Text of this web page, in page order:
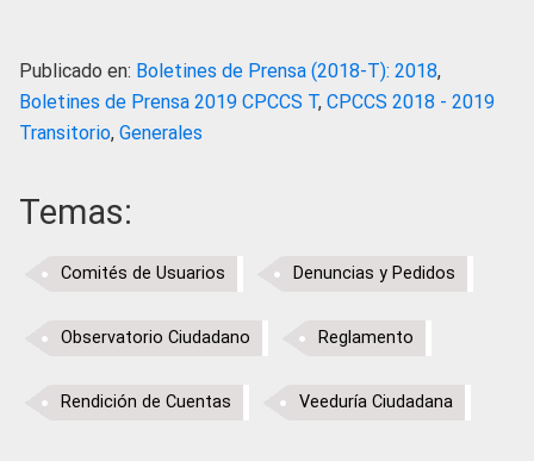
Publicado en: Boletines de Prensa (2018-T): 2018,
Boletines de Prensa 2019 CPCCS T, CPCCS 2018 - 2019
Transitorio, Generales
Temas:
Comités de Usuarios Denuncias y Pedidos
Observatorio Ciudadano Reglamento
Rendición de Cuentas Veeduría Ciudadana